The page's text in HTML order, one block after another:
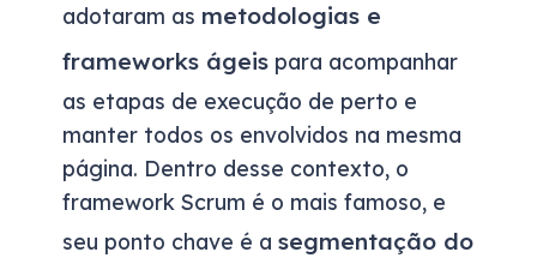
adotaram as metodologias e
frameworks ágeis para acompanhar
as etapas de execução de perto e
manter todos os envolvidos na mesma
página. Dentro desse contexto, o
framework Scrum é o mais famoso, e
seu ponto chave é a segmentação do